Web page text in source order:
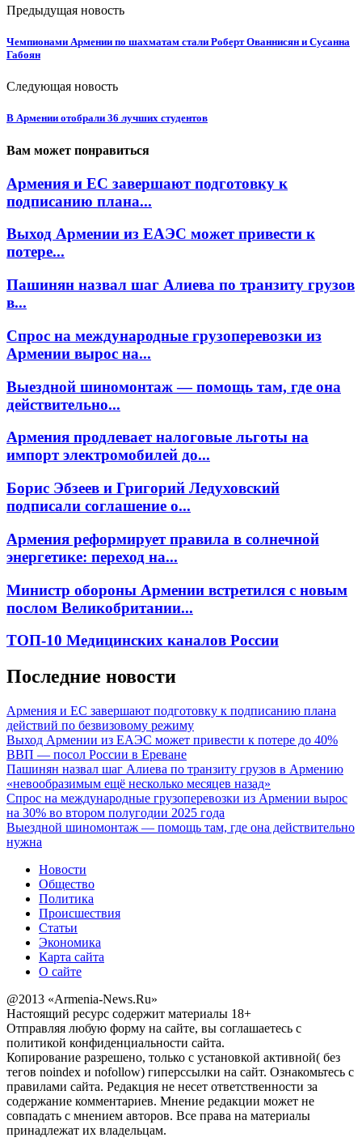
Предыдущая новость
Чемпионами Армении по шахматам стали Роберт Ованнисян и Сусанна
Габоян
Следующая новость
В Армении отобрали 36 лучших студентов
Вам может понравиться
Армения и ЕС завершают подготовку к
подписанию плана...
Выход Армении из ЕАЭС может привести к
потере...
Пашинян назвал шаг Алиева по транзиту грузов
в...
Спрос на международные грузоперевозки из
Армении вырос на...
Выездной шиномонтаж — помощь там, где она
действительно...
Армения продлевает налоговые льготы на
импорт электромобилей до...
Борис Эбзеев и Григорий Ледуховский
подписали соглашение о...
Армения реформирует правила в солнечной
энергетике: переход на...
Министр обороны Армении встретился с новым
послом Великобритании...
ТОП-10 Медицинских каналов России
Последние новости
Армения и ЕС завершают подготовку к подписанию плана
действий по безвизовому режиму
Выход Армении из ЕАЭС может привести к потере до 40%
ВВП — посол России в Ереване
Пашинян назвал шаг Алиева по транзиту грузов в Армению
«невообразимым ещё несколько месяцев назад»
Спрос на международные грузоперевозки из Армении вырос
на 30% во втором полугодии 2025 года
Выездной шиномонтаж — помощь там, где она действительно
нужна
Новости
Общество
Политика
Происшествия
Статьи
Экономика
Карта сайта
О сайте
@2013 «Armenia-News.Ru»
Настоящий ресурс содержит материалы 18+
Отправляя любую форму на сайте, вы соглашаетесь с
политикой конфиденциальности сайта.
Копирование разрешено, только с установкой активной( без
тегов noindex и nofollow) гиперссылки на сайт. Ознакомьтесь с
правилами сайта. Редакция не несет ответственности за
содержание комментариев. Мнение редакции может не
совпадать с мнением авторов. Все права на материалы
принадлежат их владельцам.